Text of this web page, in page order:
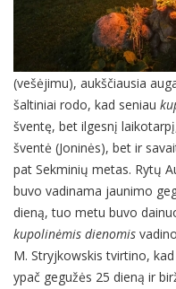
(vešėjimu), aukščiausia
šaltiniai rodo, kad seniau
šventę, bet ilgesnį
šventė (Joninės), bet ir
pat Sekminių metas. Rytų
buvo vadinama jaunimo
dieną, tuo metu buvo
kupolinėmis dienomis
M. Stryjkowskis tvirtino,
ypač gegužės 25 dieną ir